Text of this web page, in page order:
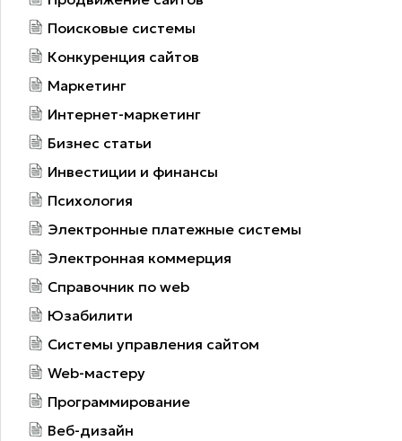
Поисковые системы
Конкуренция сайтов
Маркетинг
Интернет-маркетинг
Бизнес статьи
Инвестиции и финансы
Психология
Электронные платежные системы
Электронная коммерция
Справочник по web
Юзабилити
Системы управления сайтом
Web-мастеру
Программирование
Веб-дизайн